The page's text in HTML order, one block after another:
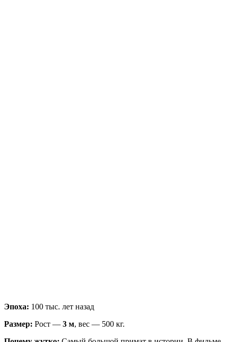
Эпоха: 100 тыс. лет назад
Размер: Рост — 3 м, вес — 500 кг.